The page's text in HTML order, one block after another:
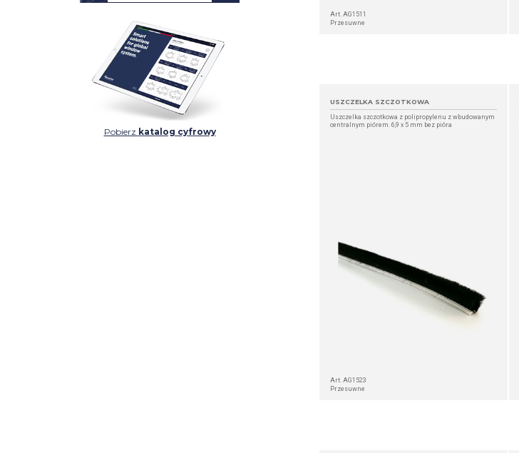
Pobierz katalog cyfrowy
Art. AG1511
Przesuwne
USZCZELKA SZCZOTKOWA
Uszczelka szczotkowa z polipropylenu z wbudowanym
centralnym piórem. 6,9 x 5 mm bez pióra
Art. AG1523
Przesuwne